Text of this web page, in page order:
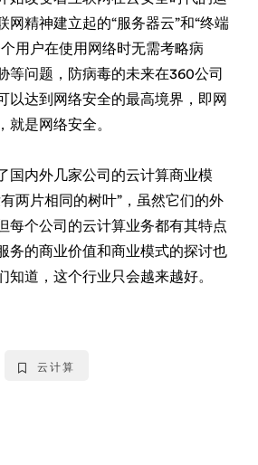
网精神建立起的“服务器云”和“终端
用户在使用网络时无需考略病
等问题，防病毒的未来在360公司
以达到网络安全的最高境界，即网
就是网络安全。
国内外几家公司的云计算商业模
两片相同的树叶”，虽然它们的外
每个公司的云计算业务都有其特点
务的商业价值和商业模式的探讨也
知道，这个行业只会越来越好。
云计算